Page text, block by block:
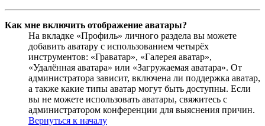
Как мне включить отображение аватары?
На вкладке «Профиль» личного раздела вы можете
добавить аватару с использованием четырёх
инструментов: «Граватар», «Галерея аватар»,
«Удалённая аватара» или «Загружаемая аватара». От
администратора зависит, включена ли поддержка аватар,
а также какие типы аватар могут быть доступны. Если
вы не можете использовать аватары, свяжитесь с
администратором конференции для выяснения причин.
Вернуться к началу